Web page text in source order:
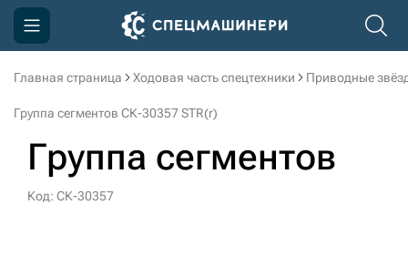
Главная страница Ходовая часть спецтехники Приводные
Группа сегментов СК-30357 STR(r)
Группа сегментов
Код: СК-30357
Компания
Доставка и оплата
Информация